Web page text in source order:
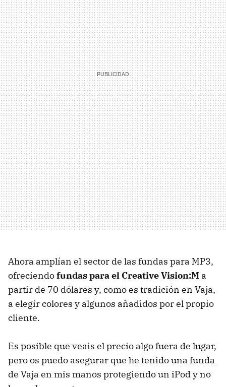
Ahora amplían el sector de las fundas para MP3,
ofreciendofundas para el Creative Vision:M a
partir de 70 dólares y, como es tradición en Vaja,
a elegir colores y algunos añadidos por el propio
cliente.
Es posible que veais el precio algo fuera de lugar,
pero os puedo asegurar que he tenido una funda
de Vaja en mis manos protegiendo un iPod y no